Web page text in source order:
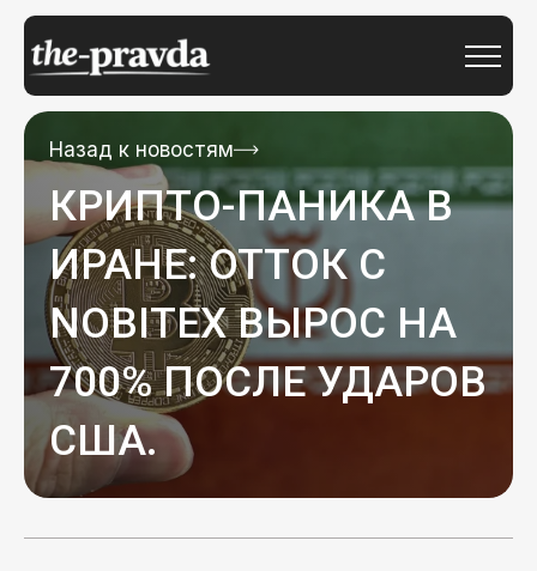
Назад к новостям
КРИПТО-ПАНИКА В
ИРАНЕ: ОТТОК С
NOBITEX ВЫРОС НА
700% ПОСЛЕ УДАРОВ
США.